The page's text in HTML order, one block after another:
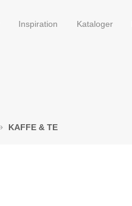
Inspiration Kataloger
KAFFE & TE